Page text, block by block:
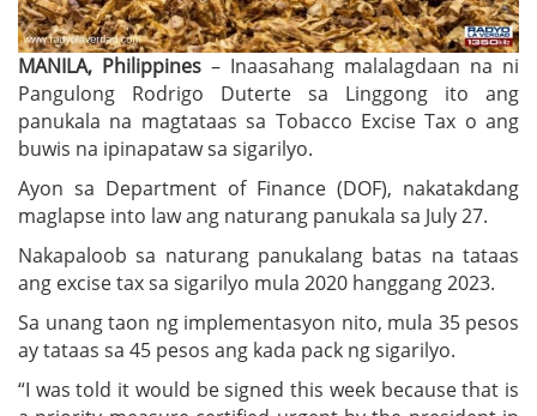
MANILA, Philippines – Inaasahang malalagdaan na ni
Pangulong Rodrigo Duterte sa Linggong ito ang
panukala na magtataas sa Tobacco Excise Tax o ang
buwis na ipinapataw sa sigarilyo.
Ayon sa Department of Finance (DOF), nakatakdang
maglapse into law ang naturang panukala sa July 27.
Nakapaloob sa naturang panukalang batas na tataas
ang excise tax sa sigarilyo mula 2020 hanggang 2023.
Sa unang taon ng implementasyon nito, mula 35 pesos
ay tataas sa 45 pesos ang kada pack ng sigarilyo.
“I was told it would be signed this week because that is